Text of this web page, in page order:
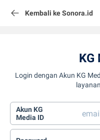
Kembali ke Sonora.id
KG
Login dengan Akun KG
Akun KG
Media ID